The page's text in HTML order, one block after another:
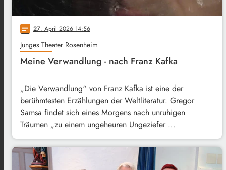
notes 27. April 2026 14:56
Junges Theater Rosenheim
Meine Verwandlung - nach Franz Kafka
„Die Verwandlung“ von Franz Kafka ist eine der
berühmtesten Erzählungen der Weltliteratur. Gregor
Samsa findet sich eines Morgens nach unruhigen
Träumen „zu einem ungeheuren Ungeziefer …